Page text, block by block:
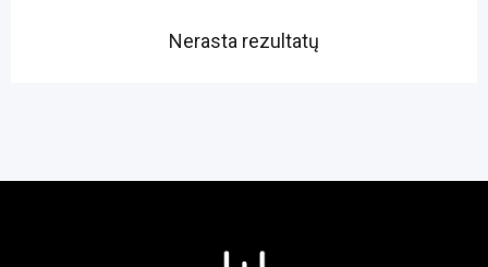
Nerasta rezultatų